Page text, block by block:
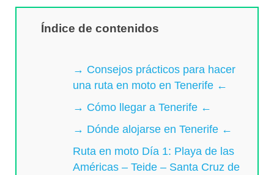
Índice de contenidos
→ Consejos prácticos para hacer
una ruta en moto en Tenerife ←
→ Cómo llegar a Tenerife ←
→ Dónde alojarse en Tenerife ←
Ruta en moto Día 1: Playa de las
Américas – Teide – Santa Cruz de